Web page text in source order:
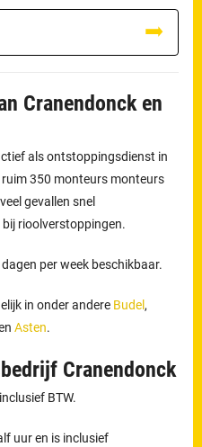
Cranendonck en
als ontstoppingsdienst in
350 monteurs monteurs
gevallen snel
rioolverstoppingen.
per week beschikbaar.
in onder andere Budel ,
Asten.
Cranendonck
BTW.
uur en is inclusief